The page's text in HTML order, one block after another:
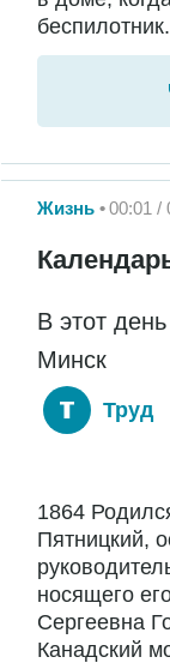
Жизнь 00:01 /
В этот
Минск
Труд
1864
Пятницкий,
носящего
Сергеевна
Канадский